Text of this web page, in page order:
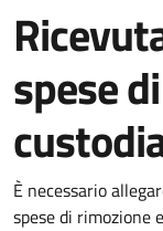
spese
È necessario
spese di rimozione